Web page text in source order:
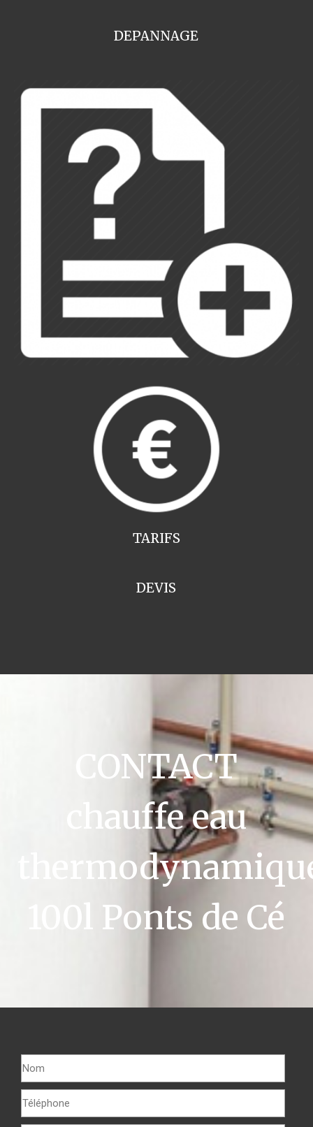
DEPANNAGE
TARIFS
DEVIS
CONTACT
chauffe eau
100l Ponts de Cé